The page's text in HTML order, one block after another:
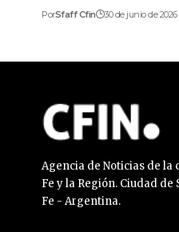
PorSfaff Cfin 30 de junio de 2026
Agencia de Noticias de la
Fe y la Región. Ciudad de
Fe - Argentina.